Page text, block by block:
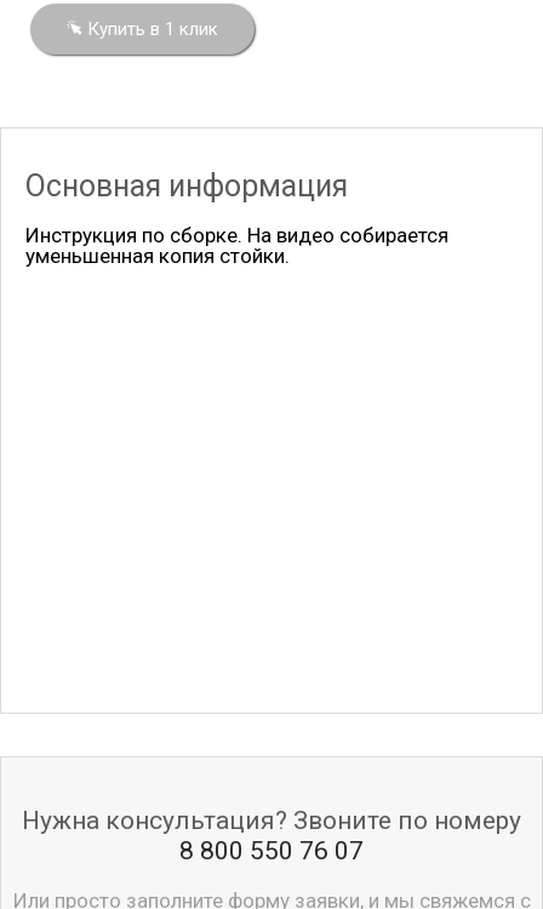
Купить в 1 клик
Основная информация
Инструкция по сборке. На видео собирается
уменьшенная копия стойки.
Нужна консультация? Звоните по номеру
8 800 550 76 07
Или просто заполните форму заявки, и мы свяжемся с